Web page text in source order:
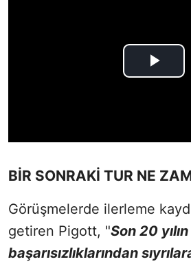
BİR SONRAKİ TUR NE
Görüşmelerde ilerleme
getiren Pigott, "Son 20 yılın
başarısızlıklarından